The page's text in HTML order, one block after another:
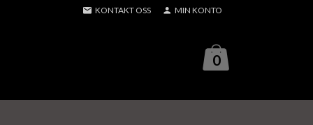
KONTAKT OSS MIN KONTO
0